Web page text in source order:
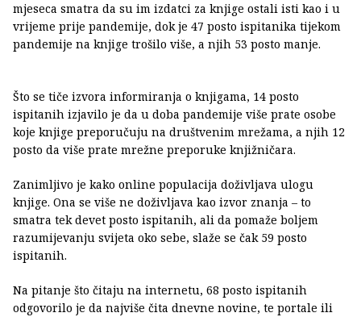
mjeseca smatra da su im izdatci za knjige ostali isti kao i u
vrijeme prije pandemije, dok je 47 posto ispitanika tijekom
pandemije na knjige trošilo više, a njih 53 posto manje.
Što se tiče izvora informiranja o knjigama, 14 posto
ispitanih izjavilo je da u doba pandemije više prate osobe
koje knjige preporučuju na društvenim mrežama, a njih 12
posto da više prate mrežne preporuke knjižničara.
Zanimljivo je kako online populacija doživljava ulogu
knjige. Ona se više ne doživljava kao izvor znanja – to
smatra tek devet posto ispitanih, ali da pomaže boljem
razumijevanju svijeta oko sebe, slaže se čak 59 posto
ispitanih.
Na pitanje što čitaju na internetu, 68 posto ispitanih
odgovorilo je da najviše čita dnevne novine, te portale ili